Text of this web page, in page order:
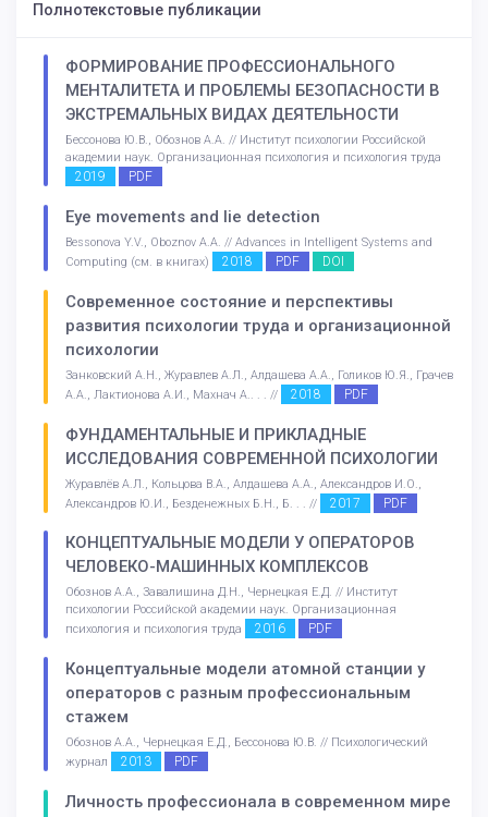
Полнотекстовые публикации
ФОРМИРОВАНИЕ ПРОФЕССИОНАЛЬНОГО
МЕНТАЛИТЕТА И ПРОБЛЕМЫ БЕЗОПАСНОСТИ В
ЭКСТРЕМАЛЬНЫХ ВИДАХ ДЕЯТЕЛЬНОСТИ
Бессонова Ю.В., Обознов А.А. // Институт психологии Российской
академии наук. Организационная психология и психология труда
2019 PDF
Eye movements and lie detection
Bessonova Y.V., Oboznov A.A. // Advances in Intelligent Systems and
Computing (см. в книгах)
2018 PDF DOI
Современное состояние и перспективы
развития психологии труда и организационной
психологии
Занковский А.Н., Журавлев А.Л., Алдашева А.А., Голиков Ю.Я., Грачев
А.А., Лактионова А.И., Махнач А.. . . //
2018 PDF
ФУНДАМЕНТАЛЬНЫЕ И ПРИКЛАДНЫЕ
ИССЛЕДОВАНИЯ СОВРЕМЕННОЙ ПСИХОЛОГИИ
Журавлёв А.Л., Кольцова В.А., Алдашева А.А., Александров И.О.,
Александров Ю.И., Безденежных Б.Н., Б. . . //
2017 PDF
КОНЦЕПТУАЛЬНЫЕ МОДЕЛИ У ОПЕРАТОРОВ
ЧЕЛОВЕКО-МАШИННЫХ КОМПЛЕКСОВ
Обознов А.А., Завалишина Д.Н., Чернецкая Е.Д. // Институт
психологии Российской академии наук. Организационная
психология и психология труда
2016 PDF
Концептуальные модели атомной станции у
операторов с разным профессиональным
стажем
Обознов А.А., Чернецкая Е.Д., Бессонова Ю.В. // Психологический
журнал
2013 PDF
Личность профессионала в современном мире